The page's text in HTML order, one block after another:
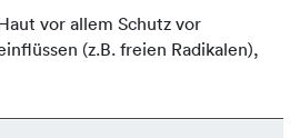
vor allem Schutz vor
(z.B. freien Radikalen),
Sonneneinstrahlung. Die Cremes
eine überzeugende Anti-